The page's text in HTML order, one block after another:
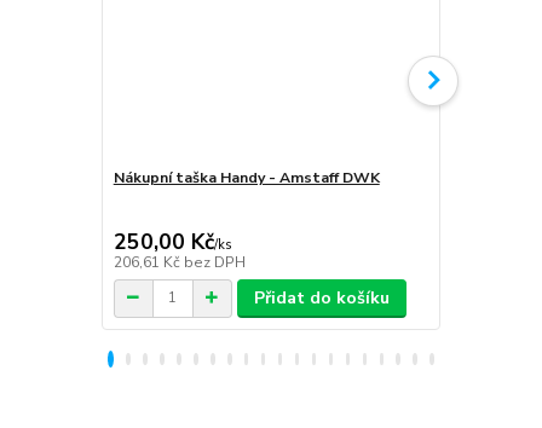
Nákupní taška Handy - Amstaff DWK
250,00 Kč/ks
206,61 Kč bez DPH
Přidat do košíku